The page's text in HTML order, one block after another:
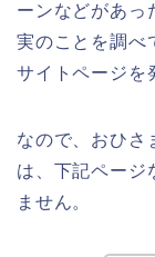
ーンなどがあっ
実のことを調べ
サイトページを
なので、おひさ
は、下記ページ
ません。